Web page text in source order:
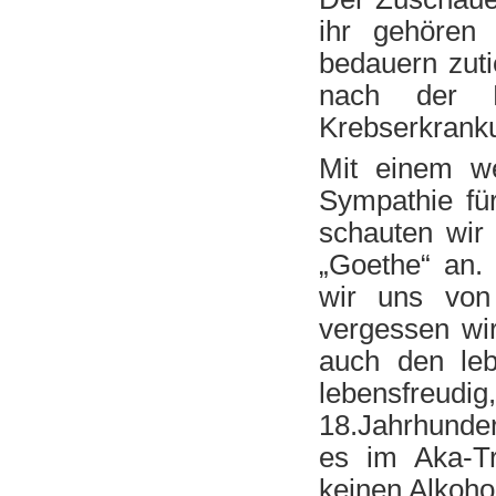
ihr gehören
bedauern
nach der
Mit einem
Sympathie
schauten
„Goethe“
wir uns
vergessen
auch den
es im Aka-